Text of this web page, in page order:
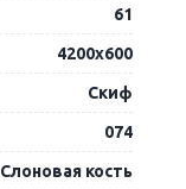
61
4200х600
Скиф
074
Слоновая кость